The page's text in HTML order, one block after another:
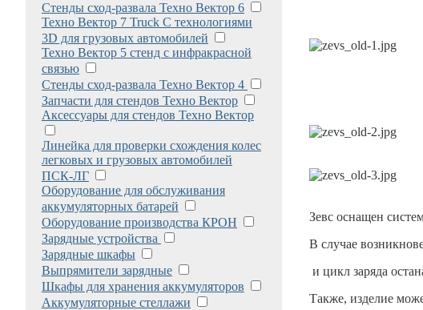
Стенды сход-развала Техно Вектор 6
Техно Вектор 7 Truck С технологиями
3D для грузовых автомобилей
Техно Вектор 5 стенд с инфракрасной
связью
Стенды сход-развала Техно Вектор 4
Запчасти для стендов Техно Вектор
Аксессуары для стендов Техно Вектор
Линейка для проверки схождения колес
легковых и грузовых автомобилей
ПСК-ЛГ
Оборудование для обслуживания
аккумуляторных батарей
Оборудование производства КРОН
Зарядные устройства
Зарядные шкафы
Выпрямители зарядные
Шкафы для хранения аккумуляторов
Аккумуляторные стеллажи
Зевс оснащен
В случае
и цикл заряда
Также, изделие